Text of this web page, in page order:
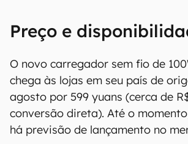
Preço e
O novo carregador sem fio de
chega às lojas em seu país de
agosto por 599 yuans (cerca de
conversão direta). Até o
há previsão de lançamento no